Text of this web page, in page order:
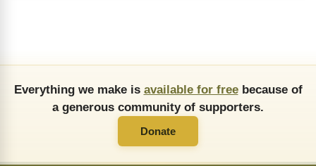
Everything we make is available for freebecause of
a generous community of supporters.
Donate